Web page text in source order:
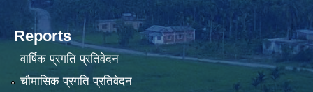
Reports
वार्षिक प्रगति प्रतिवेदन
चौमासिक प्रगति प्रतिवेदन